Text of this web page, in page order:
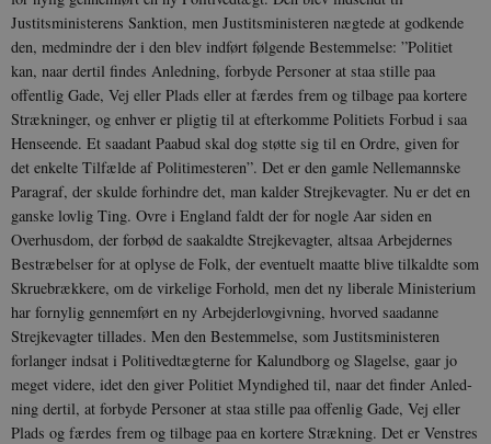
Justitsministerens Sanktion, men Justitsministeren nægtede at godkende
den, medmindre der i den blev indført følgende Bestemmelse: ”Politiet
kan, naar dertil findes Anledning, forbyde Personer at staa stille paa
offentlig Gade, Vej eller Plads eller at færdes frem og tilbage paa kortere
Strækninger, og enhver er pligtig til at efterkomme Politiets Forbud i saa
Henseende. Et saadant Paabud skal dog støtte sig til en Ordre, given for
det en­kelte Tilfælde af Politimesteren”. Det er den gamle Nellemannske
Paragraf, der skulde forhindre det, man kalder Strejke­vagter. Nu er det en
ganske lovlig Ting. Ovre i England faldt der for nogle Aar siden en
Overhusdom, der forbød de saa­kaldte Strejkevagter, altsaa Arbejdernes
Bestræbelser for at oplyse de Folk, der eventuelt maatte blive tilkaldte som
Skruebrækkere, om de virkelige For­hold, men det ny liberale Ministerium
har fornylig gennemført en ny Arbejderlovgivning, hvorved saadanne
Strejkevagter tillades. Men den Bestemmelse, som Justitsministeren
forlanger indsat i Politivedtægterne for Kalundborg og Slagelse, gaar jo
meget videre, idet den giver Politiet Myndighed til, naar det finder Anled­
ning dertil, at forbyde Personer at staa stille paa offenlig Gade, Vej eller
Plads og færdes frem og tilbage paa en kortere Strækning. Det er Venstres